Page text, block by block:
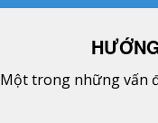
Một trong những vấn